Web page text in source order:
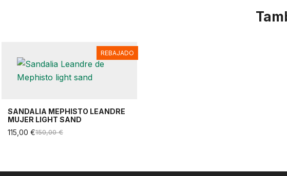
SANDALIA MEPHISTO LEANDRE
MUJER LIGHT SAND
115,00 €150,00 €
REBAJADO